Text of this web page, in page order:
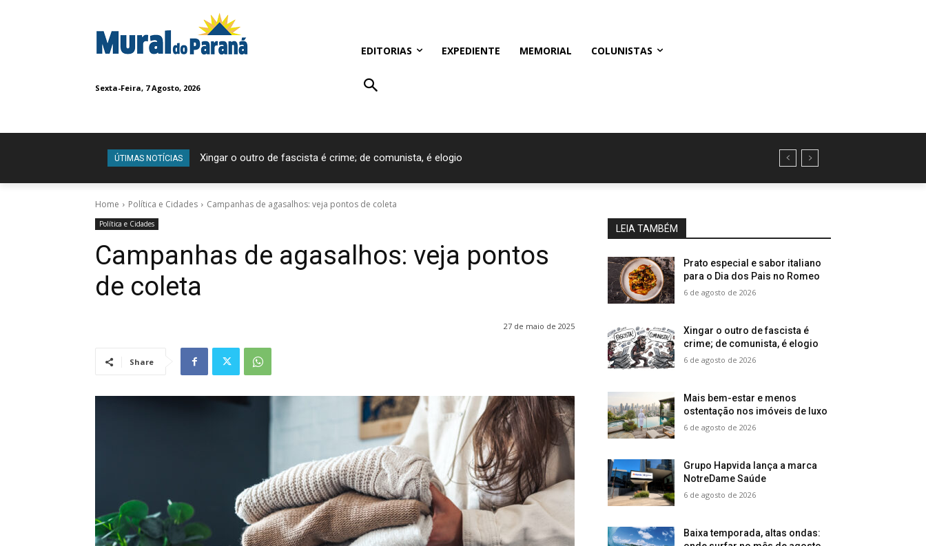
Sexta-Feira, 7 Agosto, 2026
EDITORIAS EXPEDIENTE MEMORIAL COLUNISTAS
ÚTIMAS NOTÍCIAS Xingar o outro de fascista é crime; de comunista, é elogio
Mais bem-estar e menos ostentação nos imóveis de luxo
Home Política e Cidades Campanhas de agasalhos: veja pontos de coleta
Política e Cidades
Campanhas de agasalhos: veja pontos
de coleta
27 de maio de 2025
Share
LEIA TAMBÉM
Prato especial e sabor italiano
para o Dia dos Pais no Romeo
6 de agosto de 2026
Xingar o outro de fascista é
crime; de comunista, é elogio
6 de agosto de 2026
Mais bem-estar e menos
ostentação nos imóveis de luxo
6 de agosto de 2026
Grupo Hapvida lança a marca
NotreDame Saúde
6 de agosto de 2026
Baixa temporada, altas ondas: